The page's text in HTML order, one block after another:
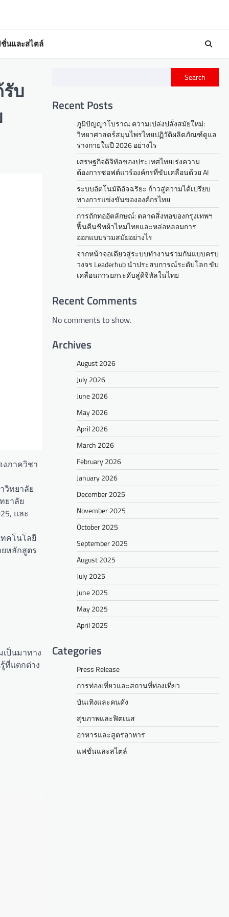
นและสไตล์
บ
งภาควิชา
วิทยาลัย
ยาลัย
และ
คโนโลยี
หลักสูตร
ป็นมาทาง
ที่แตกต่าง
Search
Recent Posts
ภูมิปัญญาโบราณ ความเปล่งปลั่งสมัยใหม่:
วิทยาศาสตร์สมุนไพรไทยปฏิวัติผลิตภัณฑ์ดูแล
ร่างกายในปี 2026 อย่างไร
เศรษฐกิจดิจิทัลของประเทศไทยเร่งความ
ต้องการซอฟต์แวร์องค์กรที่ขับเคลื่อนด้วย AI
ระบบอัตโนมัติอัจฉริยะ ก้าวสู่ความได้เปรียบ
ทางการแข่งขันขององค์กรไทย
การถักทออัตลักษณ์: ตลาดสิ่งทอของกรุงเทพฯ
ฟื้นคืนชีพผ้าไหมไทยและหล่อหลอมการ
ออกแบบร่วมสมัยอย่างไร
จากหน้าจอเดียวสู่ระบบทำงานร่วมกันแบบครบ
วงจร Leaderhub นำประสบการณ์ระดับโลก ขับ
เคลื่อนการยกระดับสู่ดิจิทัลในไทย
Recent Comments
No comments to show.
Archives
August 2026
July 2026
June 2026
May 2026
April 2026
March 2026
February 2026
January 2026
December 2025
November 2025
October 2025
September 2025
August 2025
July 2025
June 2025
May 2025
April 2025
Categories
Press Release
การท่องเที่ยวและสถานที่ท่องเที่ยว
บันเทิงและคนดัง
สุขภาพและฟิตเนส
อาหารและสูตรอาหาร
แฟชั่นและสไตล์